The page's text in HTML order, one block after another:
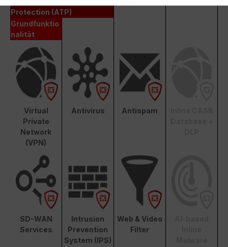
Protection (ATP)
Grundfunktio
nalität
Virtual
Private
Network
(VPN)
Antivirus Antispam
SD-WAN
Services
Intrusion
Prevention
System (IPS)
Web & Video
Filter